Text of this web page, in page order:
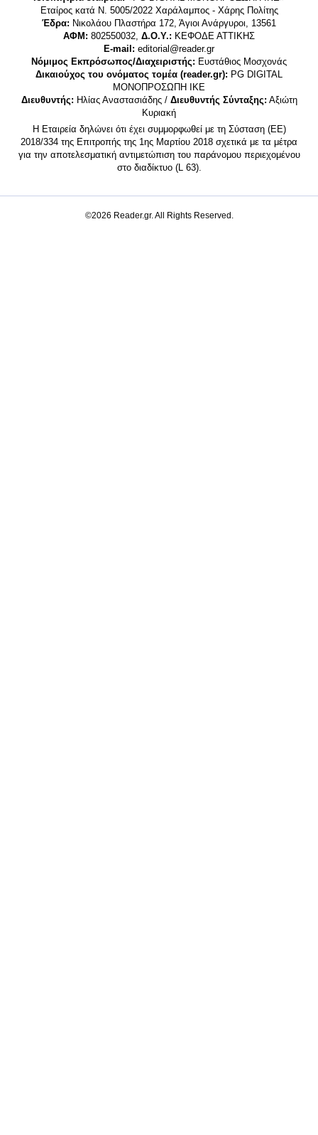
Εταίρος κατά Ν. 5005/2022 Χαράλαμπος - Χάρης Πολίτης
Έδρα: Νικολάου Πλαστήρα 172, Άγιοι Ανάργυροι, 13561
ΑΦΜ: 802550032, Δ.Ο.Υ.: ΚΕΦΟΔΕ ΑΤΤΙΚΗΣ
E-mail: editorial@reader.gr
Νόμιμος Εκπρόσωπος/Διαχειριστής: Ευστάθιος Μοσχονάς
Δικαιούχος του ονόματος τομέα (reader.gr): PG DIGITAL
MONΟΠΡΟΣΩΠΗ ΙΚΕ
Διευθυντής: Ηλίας Αναστασιάδης / Διευθυντής Σύνταξης: Αξιώτη
Κυριακή
Η Εταιρεία δηλώνει ότι έχει συμμορφωθεί με τη Σύσταση (ΕΕ)
2018/334 της Επιτροπής της 1ης Μαρτίου 2018 σχετικά με τα μέτρα
για την αποτελεσματική αντιμετώπιση του παράνομου περιεχομένου
στο διαδίκτυο (L 63).
©2026 Reader.gr. All Rights Reserved.